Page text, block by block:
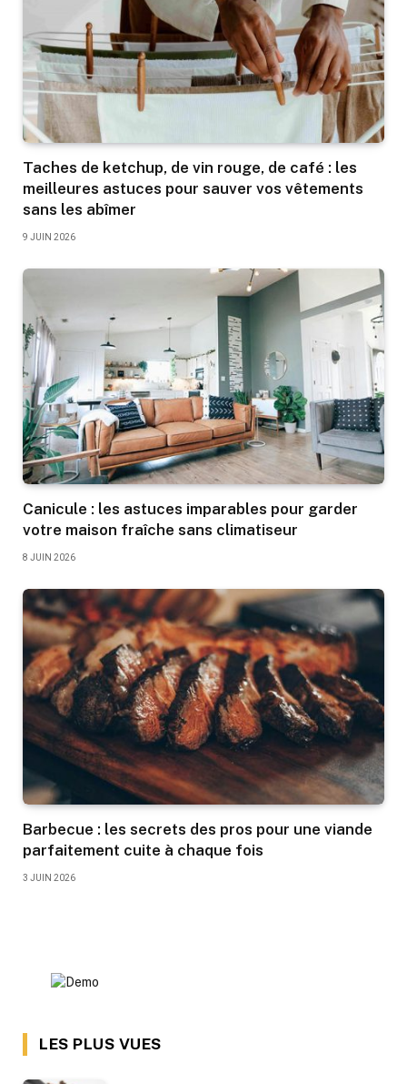
Taches de ketchup, de vin rouge, de café : les
meilleures astuces pour sauver vos vêtements
sans les abîmer
9 JUIN 2026
Canicule : les astuces imparables pour garder
votre maison fraîche sans climatiseur
8 JUIN 2026
Barbecue : les secrets des pros pour une viande
parfaitement cuite à chaque fois
3 JUIN 2026
LES PLUS VUES